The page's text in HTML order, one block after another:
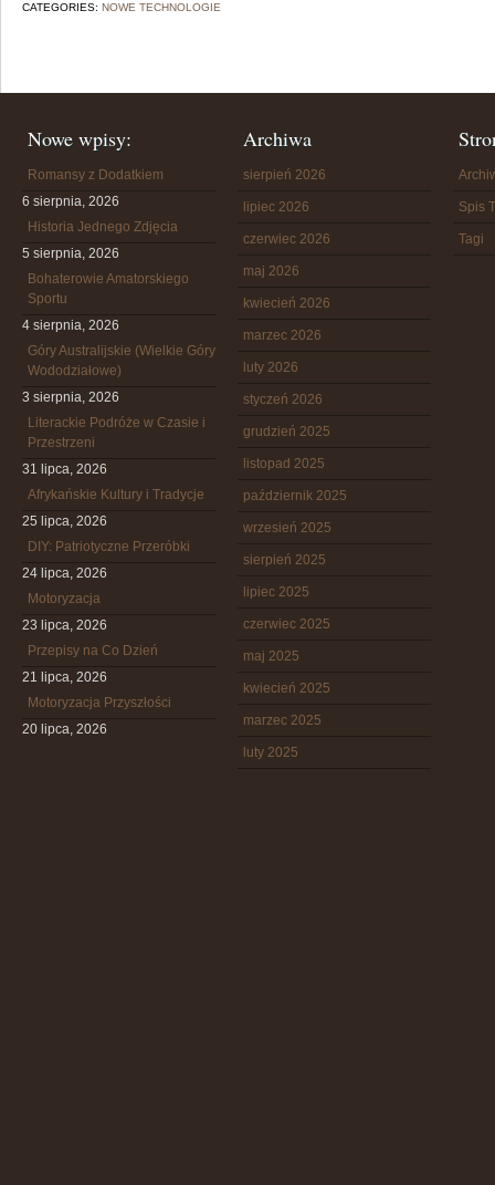
CATEGORIES: NOWE TECHNOLOGIE
Nowe wpisy:
Romansy z Dodatkiem
6 sierpnia, 2026
Historia Jednego Zdjęcia
5 sierpnia, 2026
Bohaterowie Amatorskiego
Sportu
4 sierpnia, 2026
Góry Australijskie (Wielkie Góry
Wododziałowe)
3 sierpnia, 2026
Literackie Podróże w Czasie i
Przestrzeni
31 lipca, 2026
Afrykańskie Kultury i Tradycje
25 lipca, 2026
DIY: Patriotyczne Przeróbki
24 lipca, 2026
Motoryzacja
23 lipca, 2026
Przepisy na Co Dzień
21 lipca, 2026
Motoryzacja Przyszłości
20 lipca, 2026
Archiwa
sierpień 2026
lipiec 2026
czerwiec 2026
maj 2026
kwiecień 2026
marzec 2026
luty 2026
styczeń 2026
grudzień 2025
listopad 2025
październik 2025
wrzesień 2025
sierpień 2025
lipiec 2025
czerwiec 2025
maj 2025
kwiecień 2025
marzec 2025
luty 2025
Spis
Tagi